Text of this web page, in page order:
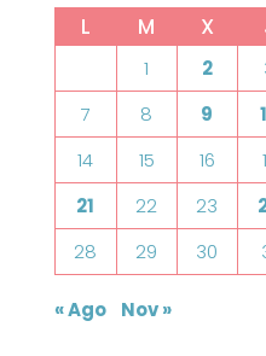
L M X
1 2
7
8 9
14
15 16
21
22 23
28
29 30
« Ago Nov »